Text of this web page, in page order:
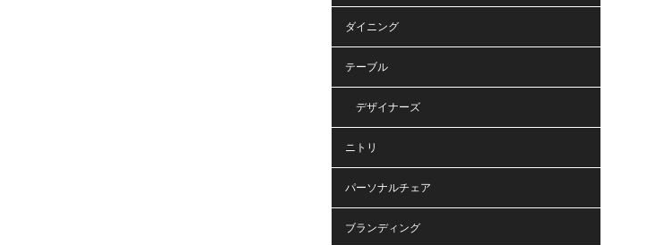
ダイニング
テーブル
デザイナーズ
ニトリ
パーソナルチェア
ブランディング